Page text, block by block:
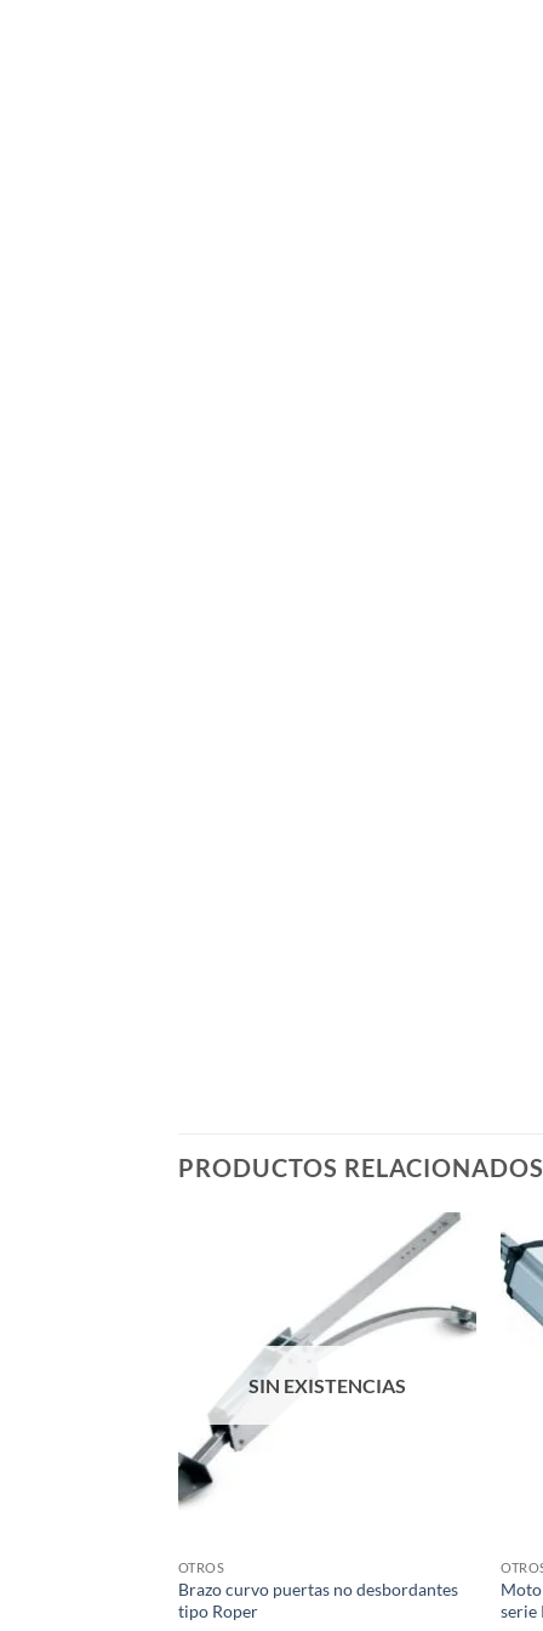
PRODUCTOS RELACIONADOS
SIN EXISTENCIAS
OTROS
Brazo curvo puertas no desbordantes
tipo Roper
serie